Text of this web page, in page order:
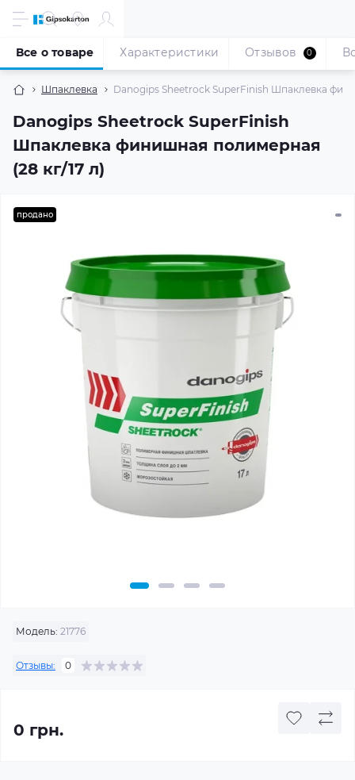
Шпаклевка Danogips Sheetrock SuperFinish Шпаклевка
Danogips Sheetrock SuperFinish
Шпаклевка финишная полимерная
(28 кг/17 л)
Все о товаре Характеристики Отзывов 0
продано
Модель: 21776
Отзывы: 0
0 грн.